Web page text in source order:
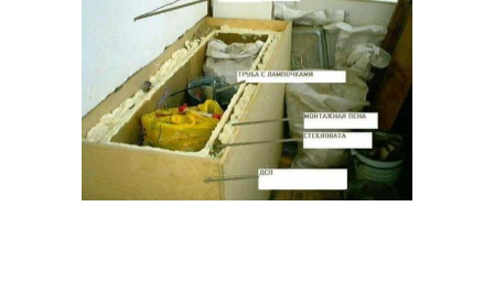
Термоящик для
хранения
Погребок для хранения